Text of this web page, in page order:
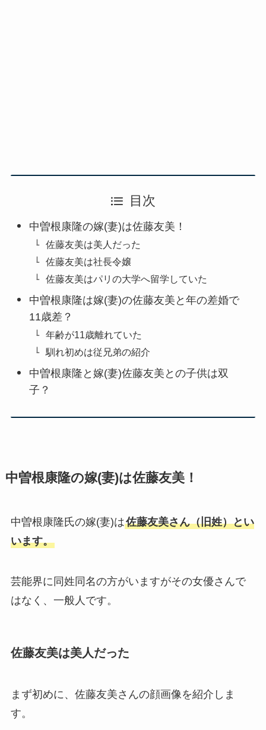
目次
中曽根康隆の嫁(妻)は佐藤友美！
佐藤友美は美人だった
佐藤友美は社長令嬢
佐藤友美はパリの大学へ留学していた
中曽根康隆は嫁(妻)の佐藤友美と年の差婚で
11歳差？
年齢が11歳離れていた
馴れ初めは従兄弟の紹介
中曽根康隆と嫁(妻)佐藤友美との子供は双
子？
中曽根康隆の嫁(妻)は佐藤友美！
中曽根康隆氏の嫁(妻)は佐藤友美さん（旧姓）とい
います。
芸能界に同姓同名の方がいますがその女優さんで
はなく、一般人です。
佐藤友美は美人だった
まず初めに、佐藤友美さんの顔画像を紹介しま
す。